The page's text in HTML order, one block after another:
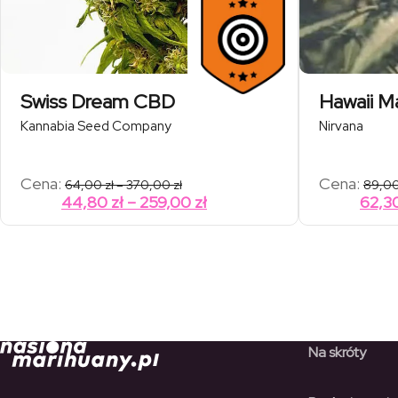
Swiss Dream CBD
Kannabia Seed Company
Cena: 64,00zł–370,00złZakres
cen:
od
64,00 zł
44,80 zł – 259,00 złZakres
cen:
Hawaii
Nirvana
Cena:
Na skróty